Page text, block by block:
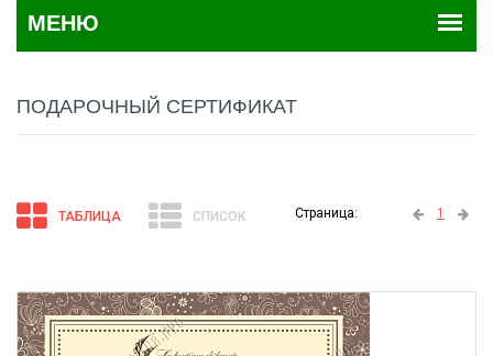
ПОДАРОЧНЫЙ СЕРТИФИКАТ
ТАБЛИЦА СПИСОК Страница: 1